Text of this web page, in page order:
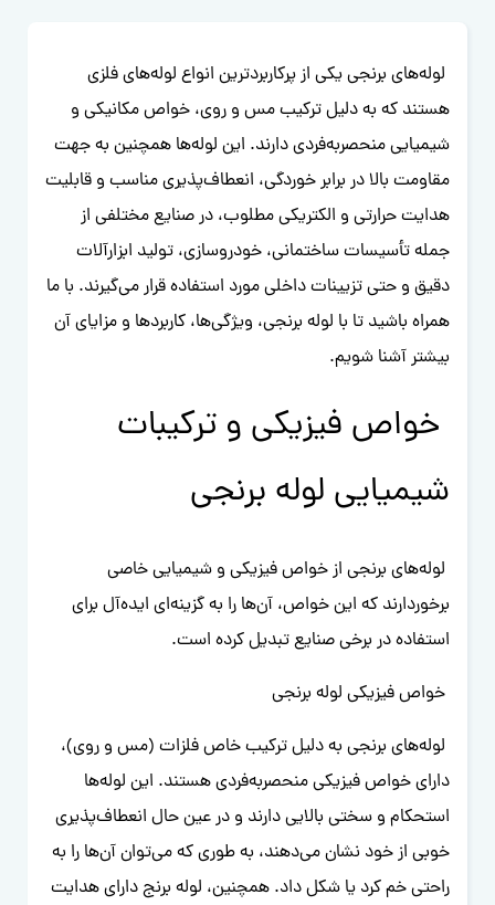
لوله‌های برنجی یکی از پرکاربردترین انواع لوله‌های فلزی
هستند که به دلیل ترکیب مس و روی، خواص مکانیکی و
شیمیایی منحصربه‌فردی دارند. این لوله‌ها همچنین به جهت
مقاومت بالا در برابر خوردگی، انعطاف‌پذیری مناسب و قابلیت
هدایت حرارتی و الکتریکی مطلوب، در صنایع مختلفی از
جمله تأسیسات ساختمانی، خودروسازی، تولید ابزارآلات
دقیق و حتی تزیینات داخلی مورد استفاده قرار می‌گیرند. با ما
همراه باشید تا با لوله برنجی، ویژگی‌ها، کاربردها و مزایای آن
بیشتر آشنا شویم.
خواص فیزیکی و ترکیبات
شیمیایی لوله برنجی
لوله‌های برنجی از خواص فیزیکی و شیمیایی خاصی
برخوردارند که این خواص، آن‌ها را به گزینه‌ای ایده‌آل برای
استفاده در برخی صنایع تبدیل کرده است.
خواص فیزیکی لوله برنجی
لوله‌های برنجی به دلیل ترکیب خاص فلزات (مس و روی)،
دارای خواص فیزیکی منحصربه‌فردی هستند. این لوله‌ها
استحکام و سختی بالایی دارند و در عین حال انعطاف‌پذیری
خوبی از خود نشان می‌دهند، به طوری که می‌توان آن‌ها را به
راحتی خم کرد یا شکل داد. همچنین، لوله برنج دارای هدایت